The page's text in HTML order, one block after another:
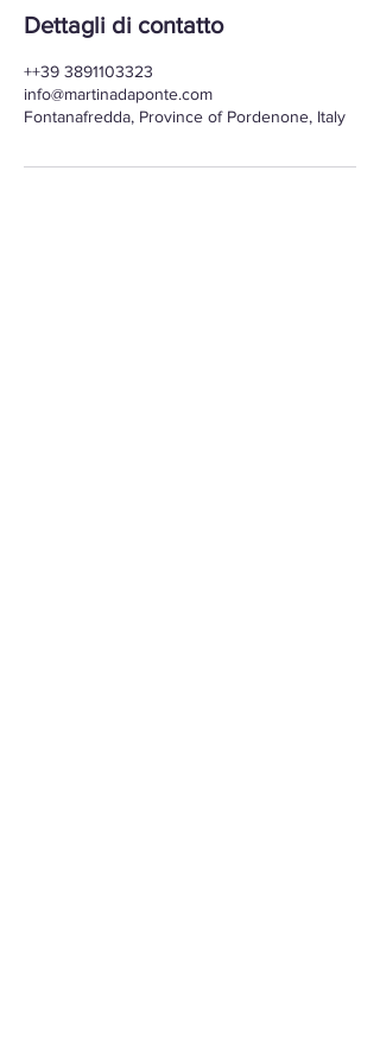
Dettagli di contatto
++39 3891103323
info@martinadaponte.com
Fontanafredda, Province of Pordenone, Italy